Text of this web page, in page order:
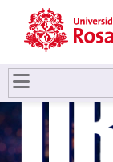
Pasar al contenido